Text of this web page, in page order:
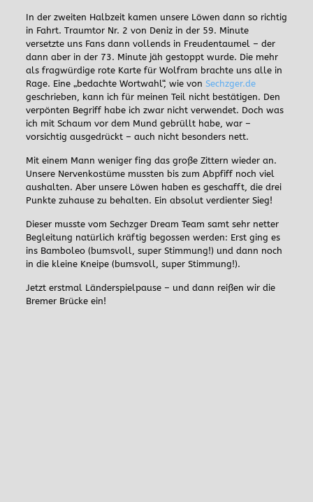
In der zweiten Halbzeit kamen unsere Löwen dann so richtig
in Fahrt. Traumtor Nr. 2 von Deniz in der 59. Minute
versetzte uns Fans dann vollends in Freudentaumel – der
dann aber in der 73. Minute jäh gestoppt wurde. Die mehr
als fragwürdige rote Karte für Wolfram brachte uns alle in
Rage. Eine „bedachte Wortwahl“, wie von Sechzger.de
geschrieben, kann ich für meinen Teil nicht bestätigen. Den
verpönten Begriff habe ich zwar nicht verwendet. Doch was
ich mit Schaum vor dem Mund gebrüllt habe, war –
vorsichtig ausgedrückt – auch nicht besonders nett.
Mit einem Mann weniger fing das große Zittern wieder an.
Unsere Nervenkostüme mussten bis zum Abpfiff noch viel
aushalten. Aber unsere Löwen haben es geschafft, die drei
Punkte zuhause zu behalten. Ein absolut verdienter Sieg!
Dieser musste vom Sechzger Dream Team samt sehr netter
Begleitung natürlich kräftig begossen werden: Erst ging es
ins Bamboleo (bumsvoll, super Stimmung!) und dann noch
in die kleine Kneipe (bumsvoll, super Stimmung!).
Jetzt erstmal Länderspielpause – und dann reißen wir die
Bremer Brücke ein!